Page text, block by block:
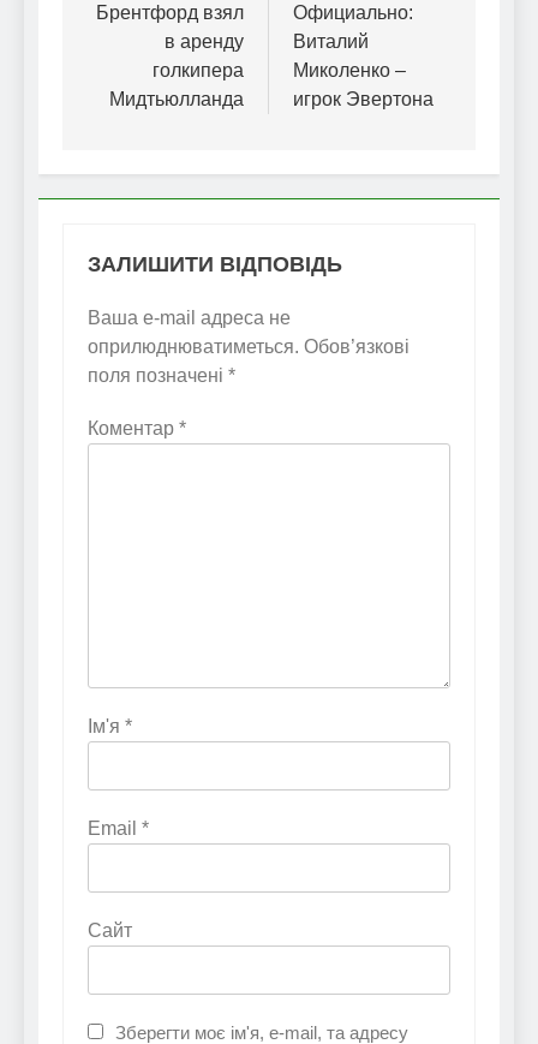
записів
Брентфорд взял
в аренду
голкипера
Мидтьюлланда
Официально:
Виталий
Миколенко –
игрок Эвертона
ЗАЛИШИТИ ВІДПОВІДЬ
Ваша e-mail адреса не
оприлюднюватиметься. Обов’язкові
поля позначені *
Коментар *
Ім'я *
Email *
Сайт
Зберегти моє ім'я, e-mail, та адресу